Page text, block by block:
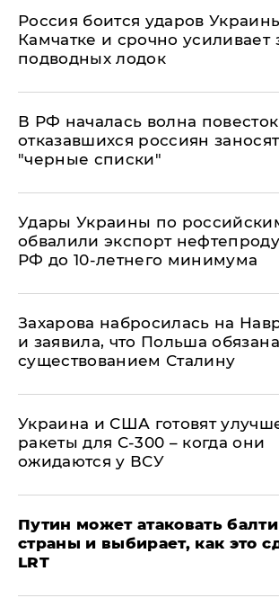
Россия боится ударов
Камчатке и срочно усиливает
подводных лодок
​В РФ началась волна
отказавшихся россиян
"черные списки"
Удары Украины по
обвалили экспорт
РФ до 10-летнего минимума
​Захарова набросилась на
и заявила, что Польша обязана
существованием Сталину
Украина и США готовят
ракеты для С-300 – когда они
ожидаются у ВСУ
Путин может атаковать
страны и выбирает, как это
LRT